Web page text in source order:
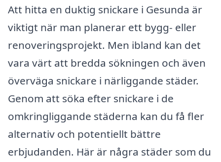
Att hitta en duktig snickare i Gesunda är
viktigt när man planerar ett bygg- eller
renoveringsprojekt. Men ibland kan det
vara värt att bredda sökningen och även
överväga snickare i närliggande städer.
Genom att söka efter snickare i de
omkringliggande städerna kan du få fler
alternativ och potentiellt bättre
erbjudanden. Här är några städer som du